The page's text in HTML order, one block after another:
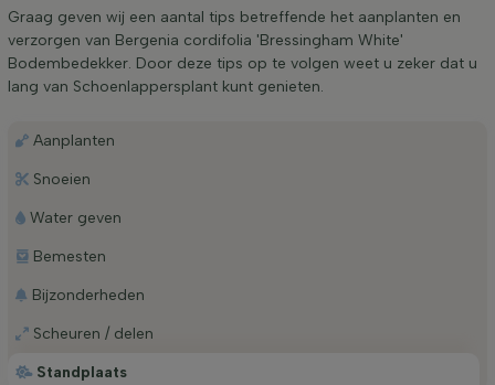
Graag geven wij een aantal tips betreffende het aanplanten en
verzorgen van Bergenia cordifolia 'Bressingham White'
Bodembedekker. Door deze tips op te volgen weet u zeker dat u
lang van Schoenlappersplant kunt genieten.
Standplaats
Aanplanten
Snoeien
Water geven
Bemesten
Bijzonderheden
Scheuren / delen